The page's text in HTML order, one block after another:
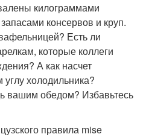
килограммами
консервов и круп.
Есть ли
которые коллеги
А как насчет
холодильника?
вашим обедом? Избавьтесь
правила mise